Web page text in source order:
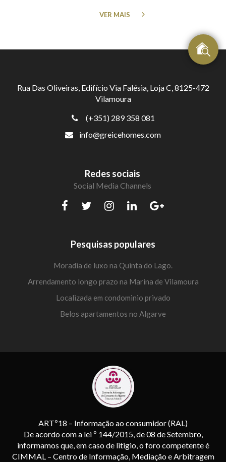
VER MAIS
Rua Das Oliveiras, Edifício Via Falésia, Loja C, 8125-472
Vilamoura
(+351) 289 358 081
info@greicehomes.com
Redes sociais
Social Media Channels
Pesquisas populares
Moradia de luxo na Quinta do Lago.
Arrendamento longo prazo na Marina de Vilamoura
Localizada em condominio privado
Belos apartamentos no Algarve
ARTº18 – Informação ao consumidor (RAL)
De acordo com a lei º 144/2015, de 08 de Setembro,
informamos que, em caso de litigio, o foro competente é
CIMMAL – Centro de Informação, Mediação e Arbitragem